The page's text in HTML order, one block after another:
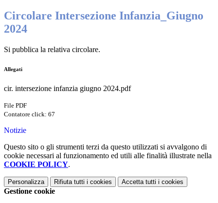
Circolare Intersezione Infanzia_Giugno
2024
Si pubblica la relativa circolare.
Allegati
cir. intersezione infanzia giugno 2024.pdf
File PDF
Contatore click: 67
Notizie
Questo sito o gli strumenti terzi da questo utilizzati si avvalgono di
cookie necessari al funzionamento ed utili alle finalità illustrate nella
COOKIE POLICY.
Personalizza Rifiuta tutti i cookies Accetta tutti i cookies
Gestione cookie